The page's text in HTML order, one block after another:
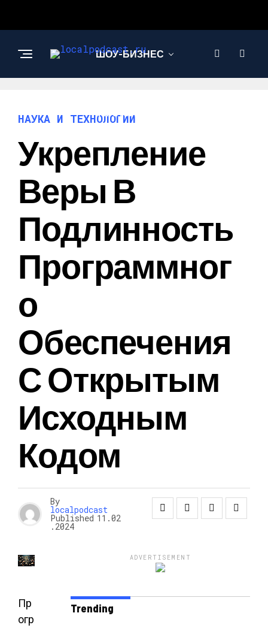
ШОУ-БИЗНЕС
ТЕХНОЛОГИИ
НАУКА И ТЕХНОЛОГИИ
Укрепление
Веры В
Подлинность
Программног
О
Обеспечения
С Открытым
Исходным
Кодом
By
localpodcast
Published 11.02
.2024
Пр
огр
ADVERTISEMENT
Trending